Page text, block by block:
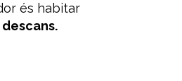
és habitar